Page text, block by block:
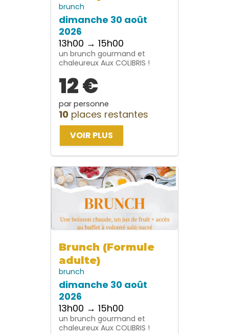
brunch
dimanche 30 août
2026
13h00 → 15h00
un brunch gourmand et
chaleureux Aux COLIBRIS !
12 €
par personne
10 places restantes
VOIR PLUS
Brunch (Formule
adulte)
brunch
dimanche 30 août
2026
13h00 → 15h00
un brunch gourmand et
chaleureux Aux COLIBRIS !